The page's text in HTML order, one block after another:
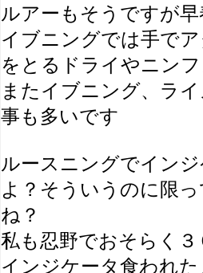
ルアーもそうですが
イブニングでは手で
をとるドライやニン
またイブニング、ラ
事も多いです
ルースニングでイン
よ？そういうのに限
ね？
私も忍野でおそらく
インジケータ食われ